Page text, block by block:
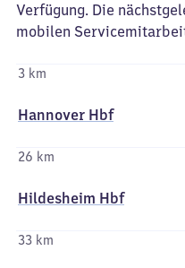
Verfügung. Die
mobilen
3 km
Hannover Hbf
26 km
Hildesheim Hbf
33 km